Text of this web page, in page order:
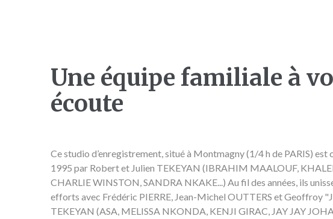
Une équipe familiale à
écoute
Ce studio d’enregistrement, situé à Montmagny (1/4 h de PARIS) est
1995 par Robert et Julien TEKEYAN (IBRAHIM MAALOUF,
CHARLIE WINSTON, SANDRA NKAKE...) Au fil des années, ils
efforts avec Frédéric PIERRE, Jean-Michel OUTTERS et Geoffroy
TEKEYAN (ASA, MELISSA NKONDA, KENJI GIRAC, JAY JAY
Robert Jeff